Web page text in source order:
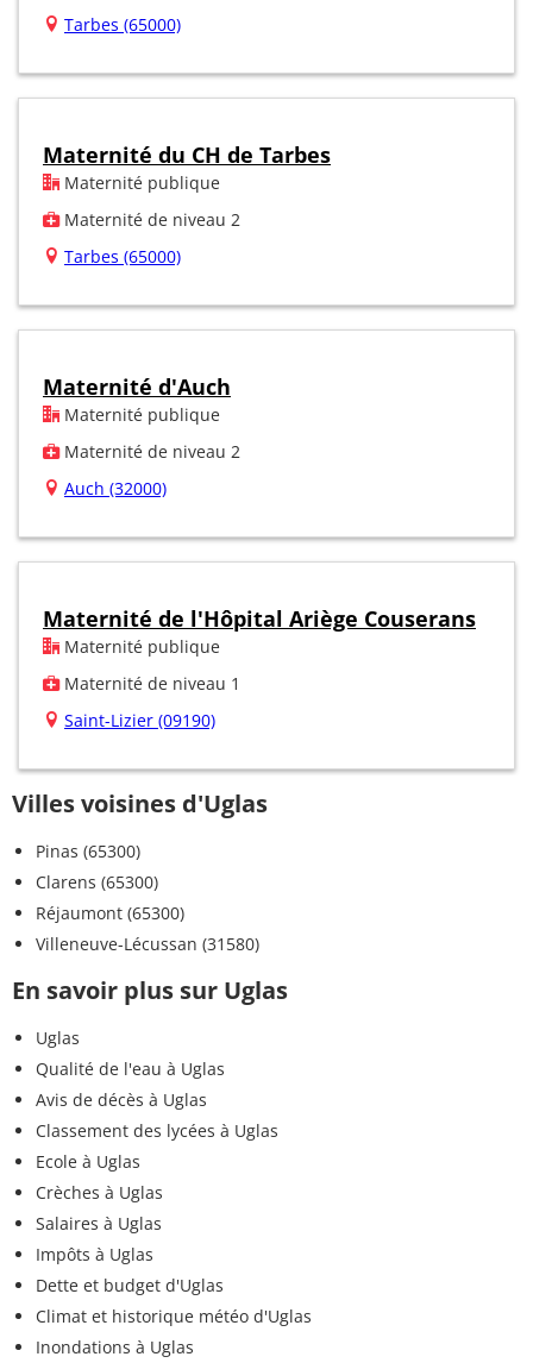
Tarbes (65000)
Maternité du CH de Tarbes
Maternité publique
Maternité de niveau 2
Tarbes (65000)
Maternité d'Auch
Maternité publique
Maternité de niveau 2
Auch (32000)
Maternité de l'Hôpital Ariège Couserans
Maternité publique
Maternité de niveau 1
Saint-Lizier (09190)
Villes voisines d'Uglas
Pinas (65300)
Clarens (65300)
Réjaumont (65300)
Villeneuve-Lécussan (31580)
En savoir plus sur Uglas
Uglas
Qualité de l'eau à Uglas
Avis de décès à Uglas
Classement des lycées à Uglas
Ecole à Uglas
Crèches à Uglas
Salaires à Uglas
Impôts à Uglas
Dette et budget d'Uglas
Climat et historique météo d'Uglas
Inondations à Uglas